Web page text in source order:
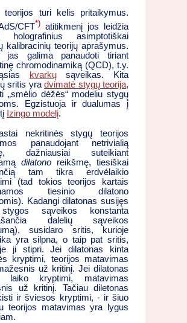
teorijos turi kelis pritaikymus.
CFT*) atitikmenį jos leidžia
holografinius asimptotiškai
kalibracinių teorijų aprašymus.
jas galima panaudoti tiriant
chromodinamiką (QCD), t.y.
kvarkųsąveikas. Kita
sritis yradvimatė stygų teorija,
„smėlio dėžės“ modeliu stygų
Egzistuoja ir dualumas į
Izingo modelį.
nekritinės stygų teorijos
panaudojant netrivialią
dažniausiai suteikiant
dilatono reikšmę, tiesiškai
tam tikra erdvėlaikio
(tad tokios teorijos kartais
tiesinio dilatono
Kadangi dilatonas susijęs
sąveikos konstanta
dalelių sąveikos
susidaro sritis, kurioje
yra silpna, o taip pat sritis,
ji stipri. Jei dilatonas kinta
kryptimi, teorijos matavimas
už kritinį. Jei dilatonas
laiko kryptimi, matavimas
už kritinį. Tačiau diletonas
ir šviesos kryptimi, - ir šiuo
teorijos matavimas yra lygus